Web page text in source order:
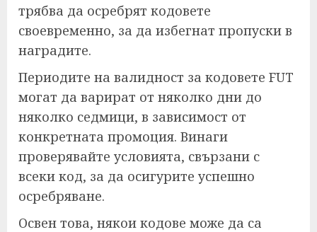
трябва да осребрят кодовете
своевременно, за да избегнат пропуски в
наградите.
Периодите на валидност за кодовете FUT
могат да варират от няколко дни до
няколко седмици, в зависимост от
конкретната промоция. Винаги
проверявайте условията, свързани с
всеки код, за да осигурите успешно
осребряване.
Освен това, някои кодове може да са